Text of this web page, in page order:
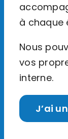
à chaque
Nous
vos
interne.
J’ai